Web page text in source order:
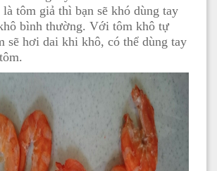
tôm giả thì bạn sẽ khó dùng tay
bình thường. Với tôm khô tự
sẽ hơi dai khi khô, có thể dùng tay